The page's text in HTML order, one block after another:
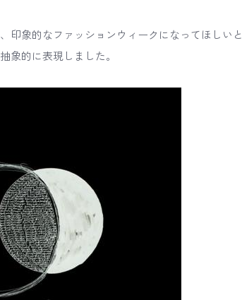
印象的なファッションウィークになってほしいと
象的に表現しました。